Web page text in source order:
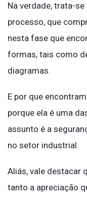
Na verdade, trata-
processo, que
nesta fase que
formas, tais como
diagramas.
E por que
porque ela é uma
assunto é a
no setor industrial.
Aliás, vale destacar
tanto a apreciação